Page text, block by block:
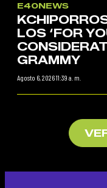
E40NEWS
LOS ‘FOR
GRAMMY
Agosto 6, 2026 11:39 a. m.